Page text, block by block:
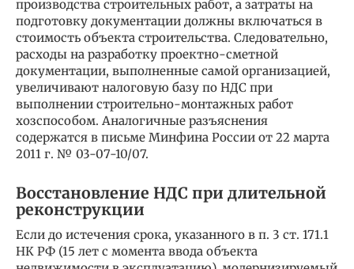
производства строительных работ, а затраты на
подготовку документации должны включаться в
стоимость объекта строительства. Следовательно,
расходы на разработку проектно-сметной
документации, выполненные самой организацией,
увеличивают налоговую базу по НДС при
выполнении строительно-монтажных работ
хозспособом. Аналогичные разъяснения
содержатся в письме Минфина России от 22 марта
2011 г. № 03-07-10/07.
Восстановление НДС при длительной
реконструкции
Если до истечения срока, указанного в п. 3 ст. 171.1
НК РФ (15 лет с момента ввода объекта